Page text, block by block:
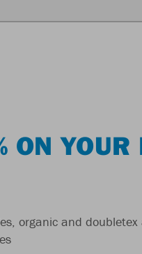
ON YOUR
organic and